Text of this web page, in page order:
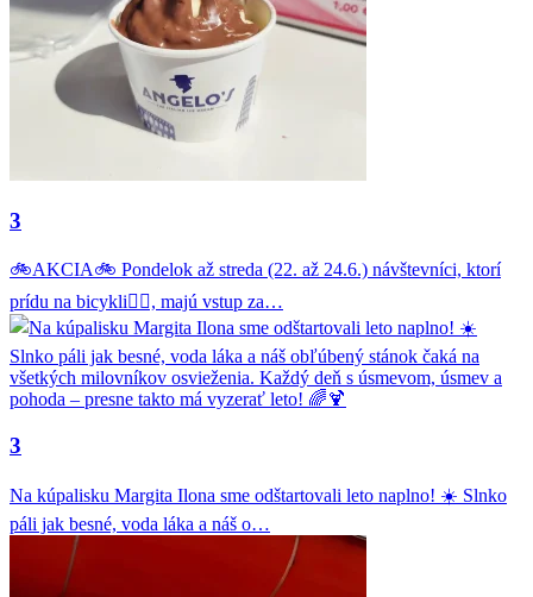
3
🚲AKCIA🚲 Pondelok až streda (22. až 24.6.) návštevníci, ktorí
prídu na bicykli🚴‍♂️, majú vstup za…
3
Na kúpalisku Margita Ilona sme odštartovali leto naplno! ☀️ Slnko
páli jak besné, voda láka a náš o…